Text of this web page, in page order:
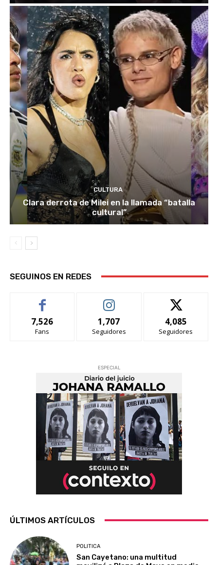
CULTURA
Clara derrota de Milei en la llamada “batalla
cultural”
SEGUINOS EN REDES
7,526
Fans
1,707
Seguidores
4,085
Seguidores
ESPECIAL
ÚLTIMOS ARTÍCULOS
POLITICA
San Cayetano: una multitud